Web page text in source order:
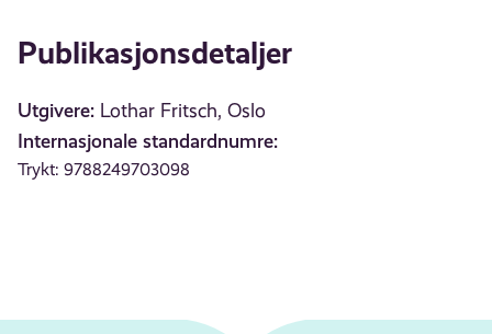
Publikasjonsdetaljer
Utgivere: Lothar Fritsch, Oslo
Internasjonale standardnumre:
Trykt: 9788249703098